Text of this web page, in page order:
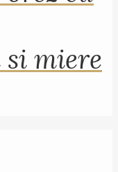
miere